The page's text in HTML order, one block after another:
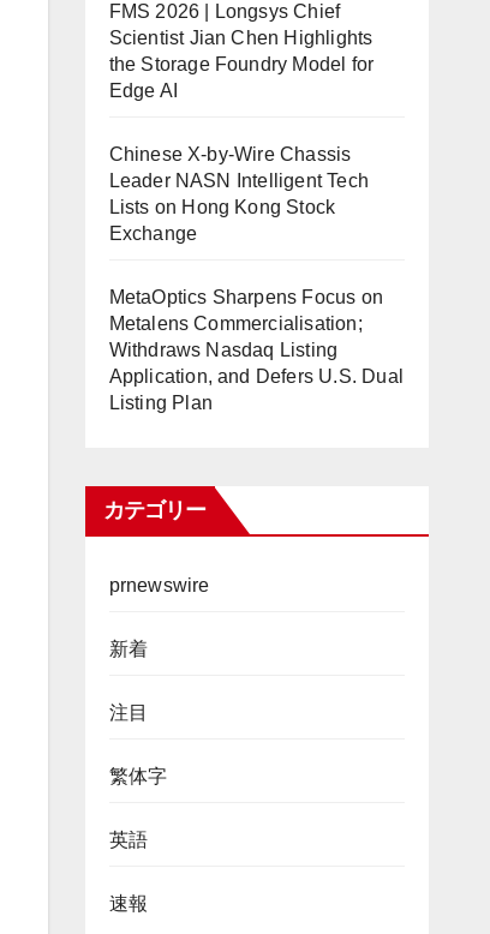
FMS 2026 | Longsys Chief
Scientist Jian Chen Highlights
the Storage Foundry Model for
Edge AI
Chinese X-by-Wire Chassis
Leader NASN Intelligent Tech
Lists on Hong Kong Stock
Exchange
MetaOptics Sharpens Focus on
Metalens Commercialisation;
Withdraws Nasdaq Listing
Application, and Defers U.S. Dual
Listing Plan
カテゴリー
prnewswire
新着
注目
繁体字
英語
速報